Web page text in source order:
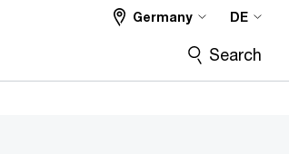
Germany DE
Search